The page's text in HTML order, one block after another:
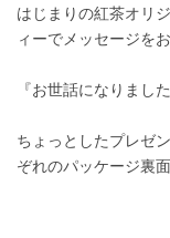
はじまりの紅茶オリ
ィーでメッセージを
『お世話になりました
ちょっとしたプレゼ
ぞれのパッケージ裏